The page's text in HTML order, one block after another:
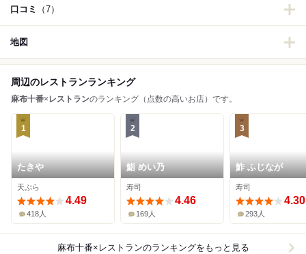
口コミ （7）
地図
周辺のレストランランキング
麻布十番× レストランのランキング（点数の高いお店）です。
1
たきや
天ぷら
4.49
418人
2
鮨 めい乃
寿司
4.46
169人
3
鮓 ふじなが
寿司
4.30
293人
麻布十番×レストランのランキングをもっと見る